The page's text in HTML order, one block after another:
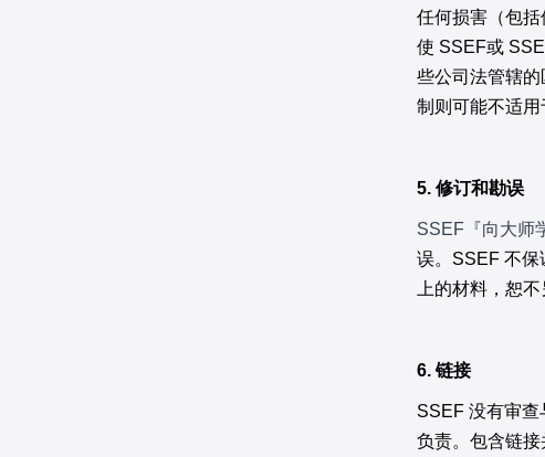
任何损害（包
使 SSEF或
些公司法管辖
制则可能不适用
5. 修订和勘误
SSEF『向大师
误。SSEF 不保
上的材料，恕
6. 链接
SSEF 没有审
负责。包含链